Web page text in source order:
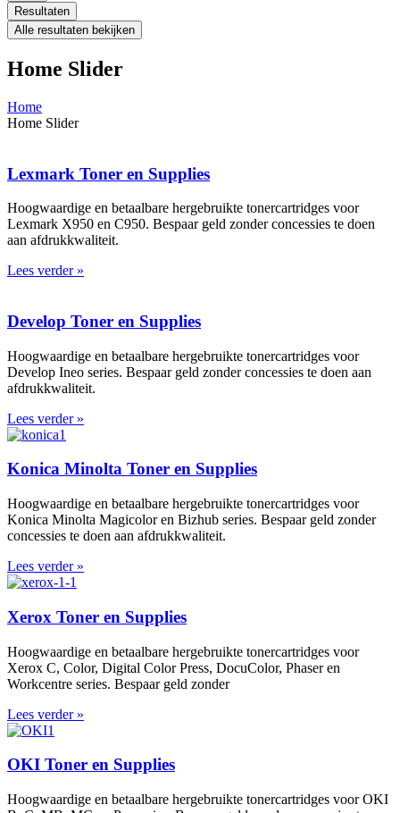
Resultaten
Alle resultaten bekijken
Home Slider
Home
Home Slider
Lexmark Toner en Supplies
Hoogwaardige en betaalbare hergebruikte tonercartridges voor
Lexmark X950 en C950. Bespaar geld zonder concessies te doen
aan afdrukkwaliteit.
Lees verder »
Develop Toner en Supplies
Hoogwaardige en betaalbare hergebruikte tonercartridges voor
Develop Ineo series. Bespaar geld zonder concessies te doen aan
afdrukkwaliteit.
Lees verder »
Konica Minolta Toner en Supplies
Hoogwaardige en betaalbare hergebruikte tonercartridges voor
Konica Minolta Magicolor en Bizhub series. Bespaar geld zonder
concessies te doen aan afdrukkwaliteit.
Lees verder »
Xerox Toner en Supplies
Hoogwaardige en betaalbare hergebruikte tonercartridges voor
Xerox C, Color, Digital Color Press, DocuColor, Phaser en
Workcentre series. Bespaar geld zonder
Lees verder »
OKI Toner en Supplies
Hoogwaardige en betaalbare hergebruikte tonercartridges voor OKI